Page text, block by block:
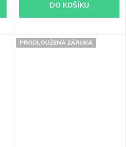
DO KOŠÍKU
PRODLOUŽENÁ ZÁRUKA